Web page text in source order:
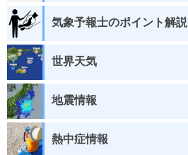
気象予報士のポイント解説
世界天気
地震情報
熱中症情報